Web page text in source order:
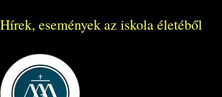
Hírek, események az iskola életéből